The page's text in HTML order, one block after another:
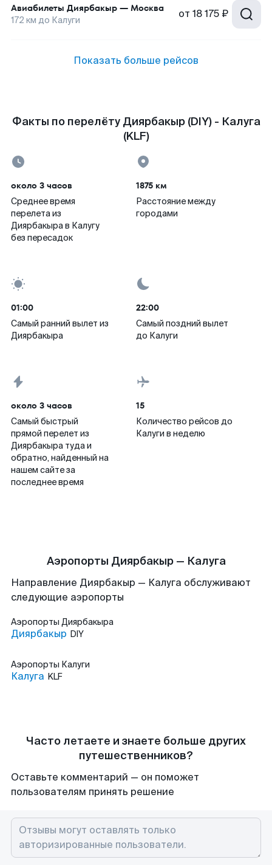
Авиабилеты Диярбакыр — Москва
172 км до Калуги от 18 175 ₽
Показать больше рейсов
Факты по перелёту Диярбакыр (DIY) - Калуга
(KLF)
около 3 часов
Среднее время
перелета из
Диярбакыра в Калугу
без пересадок
1875 км
Расстояние между
городами
01:00
Самый ранний вылет из
Диярбакыра
22:00
Самый поздний вылет
до Калуги
около 3 часов
Самый быстрый
прямой перелет из
Диярбакыра туда и
обратно, найденный на
нашем сайте за
последнее время
15
Количество рейсов до
Калуги в неделю
Аэропорты Диярбакыр — Калуга
Направление Диярбакыр — Калуга обслуживают
следующие аэропорты
Аэропорты Диярбакыра
Диярбакыр DIY
Аэропорты Калуги
Калуга KLF
Часто летаете и знаете больше других
путешественников?
Оставьте комментарий — он поможет
пользователям принять решение